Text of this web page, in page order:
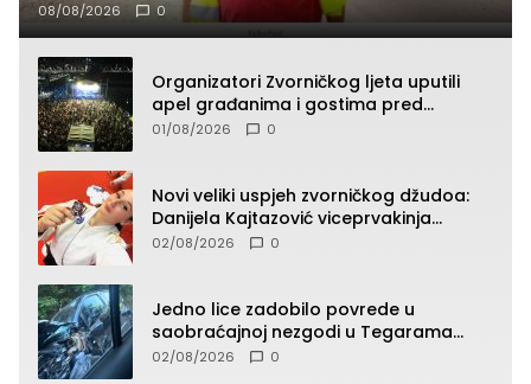
08/08/2026 0
Organizatori Zvorničkog ljeta uputili
apel građanima i gostima pred
početak koncertnog programa
01/08/2026 0
Novi veliki uspjeh zvorničkog džudoa:
Danijela Kajtazović viceprvakinja
Balkana u seniorskoj konkurenciji
02/08/2026 0
Jedno lice zadobilo povrede u
saobraćajnoj nezgodi u Tegarama
(FOTO)
02/08/2026 0